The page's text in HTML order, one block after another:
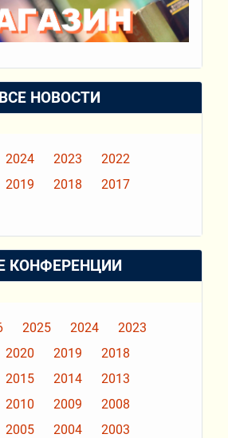
ВСЕ НОВОСТИ
2024 2023
2022
2019 2018
2017
КОНФЕРЕНЦИИ
2025 2024
2023
2020 2019
2018
2015 2014
2013
2010 2009
2008
2005 2004
2003